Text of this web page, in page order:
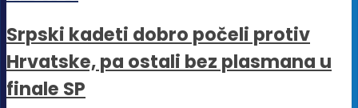
Srpski kadeti dobro počeli protiv
Hrvatske, pa ostali bez plasmana u
finale SP